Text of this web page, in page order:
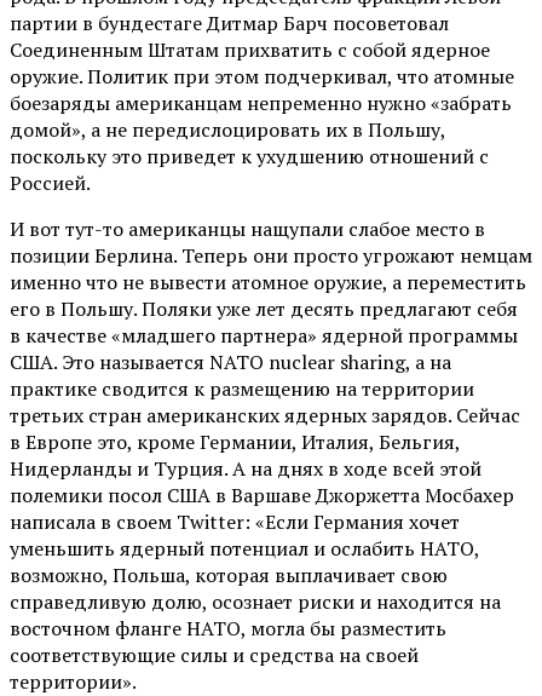
партии в бундестаге Дитмар Барч посоветовал
Соединенным Штатам прихватить с собой ядерное
оружие. Политик при этом подчеркивал, что атомные
боезаряды американцам непременно нужно «забрать
домой», а не передислоцировать их в Польшу,
поскольку это приведет к ухудшению отношений с
Россией.
И вот тут-то американцы нащупали слабое место в
позиции Берлина. Теперь они просто угрожают немцам
именно что не вывести атомное оружие, а переместить
его в Польшу. Поляки уже лет десять предлагают себя
в качестве «младшего партнера» ядерной программы
США. Это называется NATO nuclear sharing, а на
практике сводится к размещению на территории
третьих стран американских ядерных зарядов. Сейчас
в Европе это, кроме Германии, Италия, Бельгия,
Нидерланды и Турция. А на днях в ходе всей этой
полемики посол США в Варшаве Джоржетта Мосбахер
написала в своем Twitter: «Если Германия хочет
уменьшить ядерный потенциал и ослабить НАТО,
возможно, Польша, которая выплачивает свою
справедливую долю, осознает риски и находится на
восточном фланге НАТО, могла бы разместить
соответствующие силы и средства на своей
территории».